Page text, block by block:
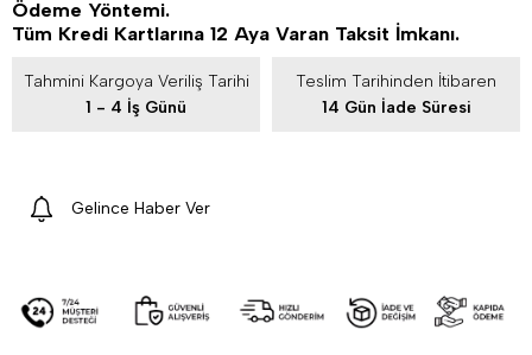
Ödeme Yöntemi.
Tüm Kredi Kartlarına 12 Aya Varan Taksit İmkanı.
Tahmini Kargoya Veriliş Tarihi
1 - 4 İş Günü
Teslim Tarihinden İtibaren
14 Gün İade Süresi
Gelince Haber Ver